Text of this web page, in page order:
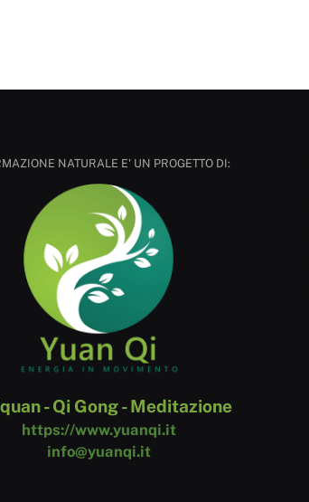
NATURALE E' UN PROGETTO DI:
- Qi Gong - Meditazione
https://www.yuanqi.it
info@yuanqi.it